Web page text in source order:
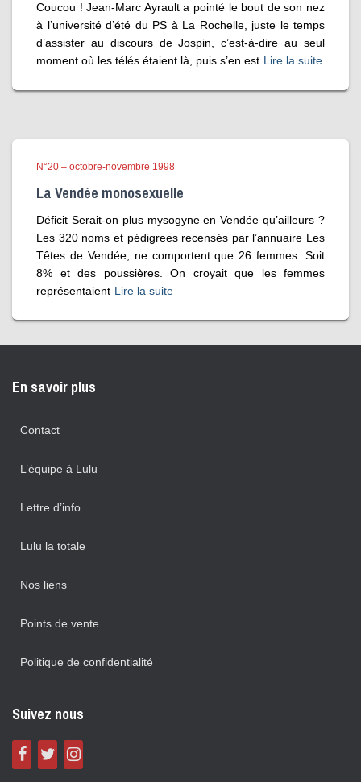
Coucou ! Jean-Marc Ayrault a pointé le bout de son nez
à l’université d’été du PS à La Rochelle, juste le temps
d’assister au discours de Jospin, c’est-à-dire au seul
moment où les télés étaient là, puis s’en est Lire la suite
N°20 – octobre-novembre 1998
La Vendée monosexuelle
Déficit Serait-on plus mysogyne en Vendée qu’ailleurs ?
Les 320 noms et pédigrees recensés par l’annuaire Les
Têtes de Vendée, ne comportent que 26 femmes. Soit
8% et des poussières. On croyait que les femmes
représentaient Lire la suite
En savoir plus
Contact
L’équipe à Lulu
Lettre d’info
Lulu la totale
Nos liens
Points de vente
Politique de confidentialité
Suivez nous